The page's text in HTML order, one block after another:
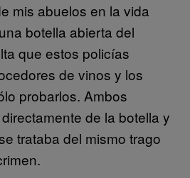
mis abuelos en la vida
botella abierta del
que estos policías
de vinos y los
probarlos. Ambos
de la botella y
trataba del mismo trago